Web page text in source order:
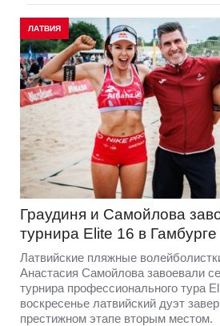
ЛАТВИЯ
Граудиня и Самойлова
турнира Elite 16 в Гамбурге
Латвийские пляжные
Анастасия Самойлова завоевали
турнира профессионального тура
воскресенье латвийский дуэт
престижном этапе вторым местом.